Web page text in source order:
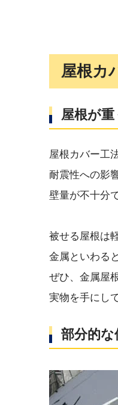
屋根カ
屋根が重
屋根カバー工
耐震性への影
壁量が不十分
被せる屋根は
金属といわる
ぜひ、金属屋
実物を手にし
部分的な